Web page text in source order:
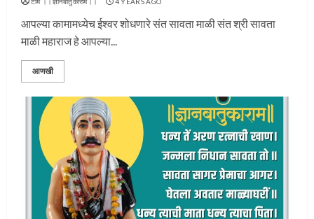
आपल्या कामामध्येच ईश्वर शोधणारे संत सावता माळी संत श्री सावता
माळी महाराज हे आपल्या...
आणखी